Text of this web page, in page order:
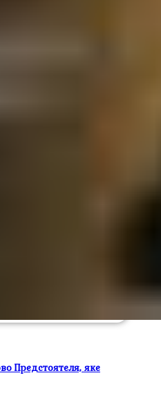
Предстоятеля, яке